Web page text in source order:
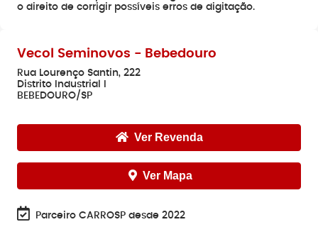
o direito de corrigir possíveis erros de digitação.
Vecol Seminovos - Bebedouro
Rua Lourenço Santin, 222
Distrito Industrial I
BEBEDOURO/SP
Ver Revenda
Ver Mapa
Parceiro CARROSP desde 2022